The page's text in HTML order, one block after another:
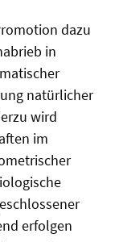
dazu
in
natürlicher
wird
im
erfolgen